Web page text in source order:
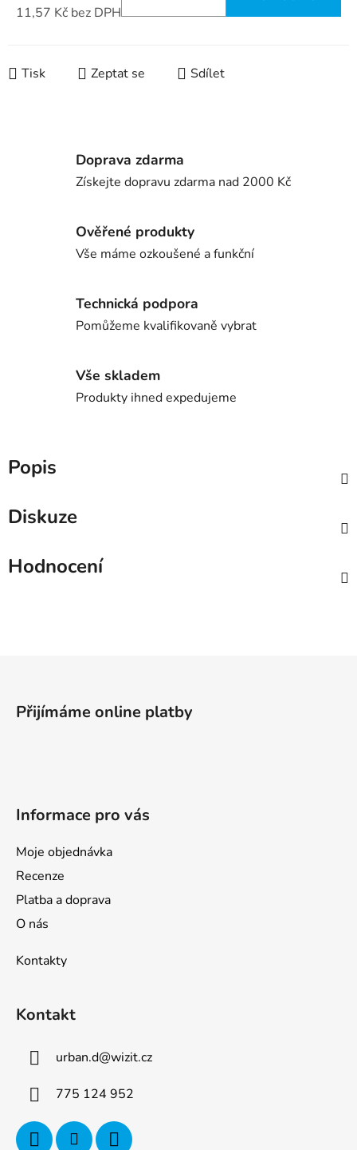
11,57 Kč bez DPH
Tisk Zeptat se Sdílet
Doprava zdarma
Získejte dopravu zdarma nad 2000 Kč
Ověřené produkty
Vše máme ozkoušené a funkční
Technická podpora
Pomůžeme kvalifikovaně vybrat
Vše skladem
Produkty ihned expedujeme
Popis
Diskuze
Hodnocení
Přijímáme online platby
Informace pro vás
Moje objednávka
Recenze
Platba a doprava
O nás
Kontakty
Kontakt
urban.d@wizit.cz
775 124 952